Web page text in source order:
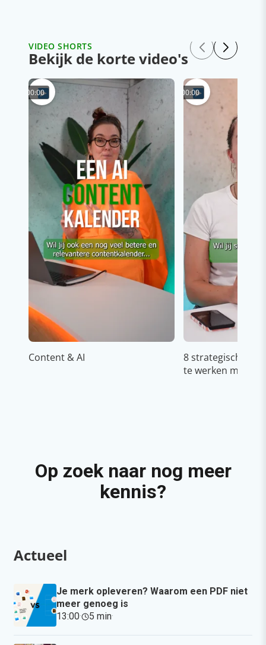
VIDEO SHORTS
Bekijk de korte video's
00:00
Content & AI
00:00
8 strategische
te werken met
Op zoek naar nog meer
kennis?
Actueel
Je merk opleveren? Waarom een PDF niet
meer genoeg is
13:00· 5 min·